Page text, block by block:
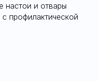
настои и отвары
профилактической